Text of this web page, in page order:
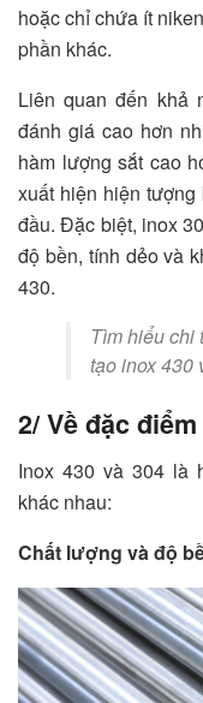
hoặc chỉ chứa ít
phần khác.
Liên quan đến khả
đánh giá cao hơn
hàm lượng sắt cao
xuất hiện hiện
đầu. Đặc biệt, inox
độ bền, tính dẻo và
430.
Tìm hiểu chi
tạo inox 430
2/ Về đặc
Inox 430 và 304 là
khác nhau:
Chất lượng và độ